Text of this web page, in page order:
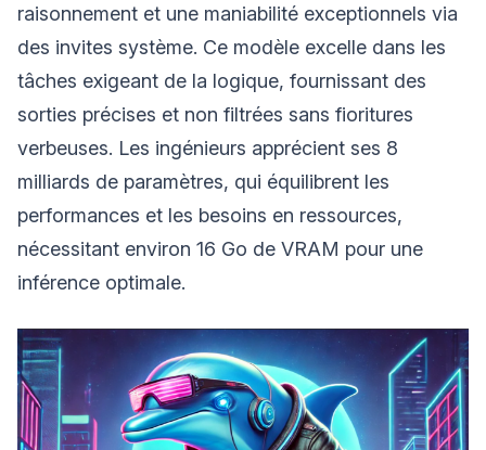
raisonnement et une maniabilité exceptionnels via
des invites système. Ce modèle excelle dans les
tâches exigeant de la logique, fournissant des
sorties précises et non filtrées sans fioritures
verbeuses. Les ingénieurs apprécient ses 8
milliards de paramètres, qui équilibrent les
performances et les besoins en ressources,
nécessitant environ 16 Go de VRAM pour une
inférence optimale.